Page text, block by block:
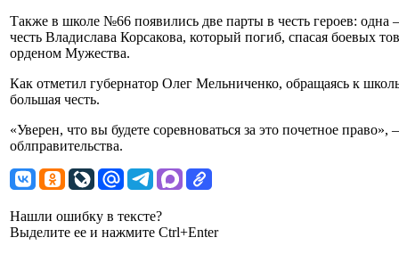
Также в школе №66 появились две парты в честь героев:
честь Владислава Корсакова, который погиб, спасая боевых
орденом Мужества.
Как отметил губернатор Олег Мельниченко, обращаясь к
большая честь.
«Уверен, что вы будете соревноваться за это почетное
облправительства.
Нашли ошибку в тексте?
Выделите ее и нажмите Ctrl+Enter